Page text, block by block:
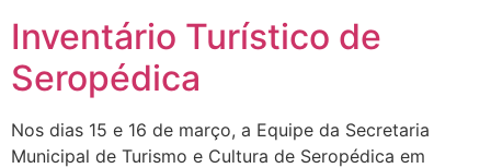
Inventário Turístico de
Seropédica
Nos dias 15 e 16 de março, a Equipe da Secretaria
Municipal de Turismo e Cultura de Seropédica em